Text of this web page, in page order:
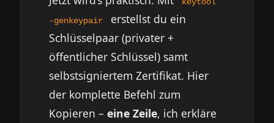
-genkeypair
erstellst du ein
Schlüsselpaar (privater +
öffentlicher Schlüssel) samt
selbstsigniertem Zertifikat. Hier
der komplette Befehl zum
Kopieren – eine Zeile, ich erkläre